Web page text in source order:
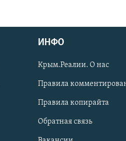
ИНФО
Крым.Реалии. О нас
Правила
Правила копирайта
Обратная связь